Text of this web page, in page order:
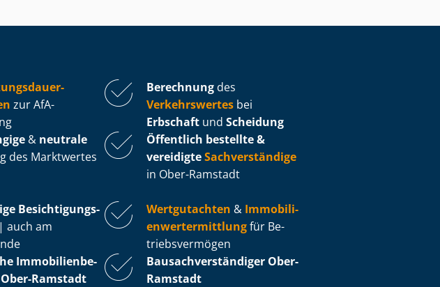
zur AfA-
Berechnung des
Verkehrswertes bei
Erbschaft und Scheidung
& neutrale
des Marktwertes
Öffentlich bestellte &
vereidigteSachverständige
in Ober-Ramstadt
Be­sich­ti­gungs­
| auch am
Wertgutachten & Im­mo­bi­li­
en­wert­ermitt­lungfür Be­
triebs­ver­mö­gen
Im­mo­bi­li­en­be­
Ober-Ramstadt
Bau­sach­ver­stän­di­ger Ober-
Ramstadt